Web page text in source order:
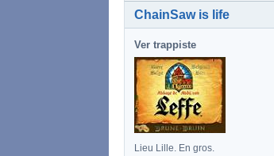
ChainSaw is life
Ver trappiste
Lieu Lille. En gros.